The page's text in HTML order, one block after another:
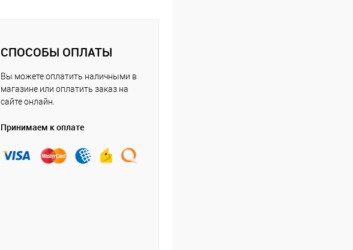
СПОСОБЫ ОПЛАТЫ
Вы можете оплатить наличными в
магазине или оплатить заказ на
сайте онлайн.
Принимаем к оплате